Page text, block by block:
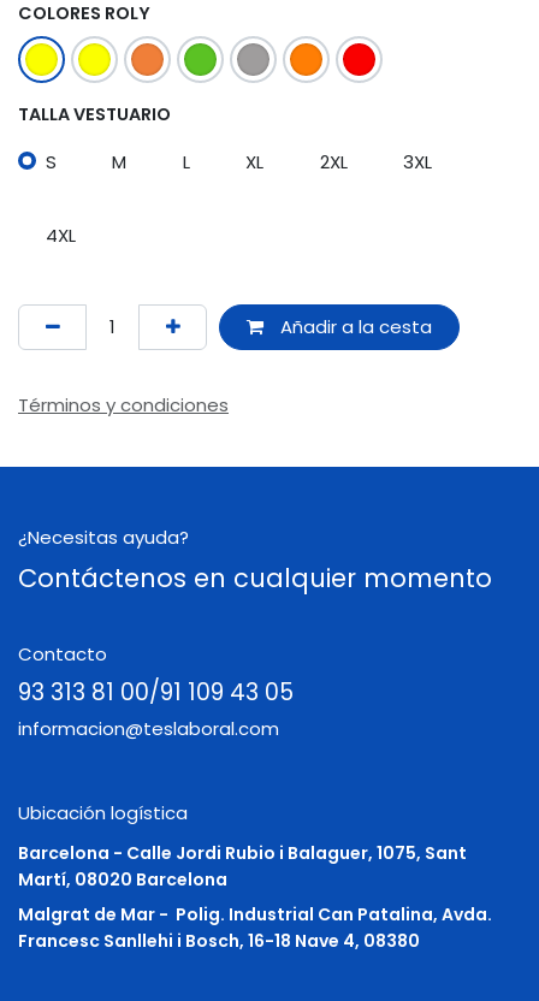
COLORES ROLY
TALLA VESTUARIO
S M L XL 2XL 3XL
4XL
Añadir a la cesta
Términos y condiciones
¿Necesitas ayuda?
Contáctenos en cualquier momento
Contacto
93 313 81 00/91 109 43 05
informacion@teslaboral.com
Ubicación logística
Barcelona - Calle Jordi Rubio i Balaguer, 1075, Sant
Martí, 08020 Barcelona
Malgrat de Mar - Polig. Industrial Can Patalina, Avda.
Francesc Sanllehi i Bosch, 16-18 Nave 4, 08380